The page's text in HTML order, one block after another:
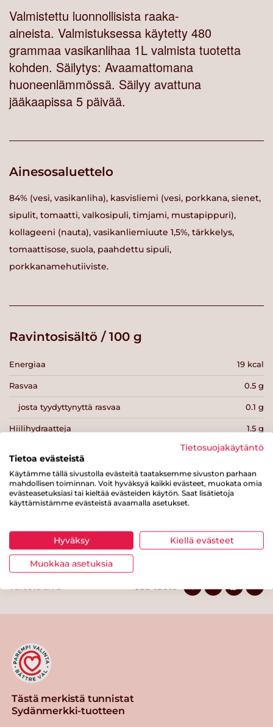
Valmistettu luonnollisista raaka-
aineista. Valmistuksessa käytetty 480
grammaa vasikanlihaa 1L valmista tuotetta
kohden. Säilytys: Avaamattomana
huoneenlämmössä. Säilyy avattuna
jääkaapissa 5 päivää.
Ainesosaluettelo
84% (vesi, vasikanliha), kasvisliemi (vesi, porkkana, sienet,
sipulit, tomaatti, valkosipuli, timjami, mustapippuri),
kollageeni (nauta), vasikanliemiuute 1,5%, tärkkelys,
tomaattisose, suola, paahdettu sipuli,
porkkanamehutiiviste.
Ravintosisältö / 100 g
Energiaa 19 kcal
Rasvaa 0.5 g
josta tyydyttynyttä rasvaa 0.1 g
Hiilihydraatteja 1.5 g
0.5 g
Kuitua 0.5 g
Proteiinia
Tästä merkistä tunnistat
Sydänmerkki-tuotteen
Tietosuojakäytäntö
Tietoa evästeistä
Käytämme tällä sivustolla evästeitä taataksemme sivuston parhaan
mahdollisen toiminnan. Voit hyväksyä kaikki evästeet, muokata omia
evästeasetuksiasi tai kieltää evästeiden käytön. Saat lisätietoja
käyttämistämme evästeistä avaamalla asetukset.
Hyväksy Kiellä evästeet
Muokkaa asetuksia